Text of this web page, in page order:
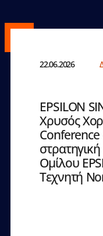
22.06.2026
EPSILON
Χρυσός
Conference
Ομίλου
Τεχνητή